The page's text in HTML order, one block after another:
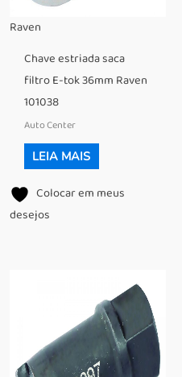
Raven
Chave estriada saca
filtro E-tok 36mm Raven
101038
Auto Center
LEIA MAIS
Colocar em meus
desejos